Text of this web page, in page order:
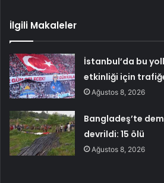
İlgili Makaleler
İstanbul’da bu
etkinliği için
Ağustos 8, 2026
Bangladeş’te
devrildi: 15 ölü
Ağustos 8, 2026